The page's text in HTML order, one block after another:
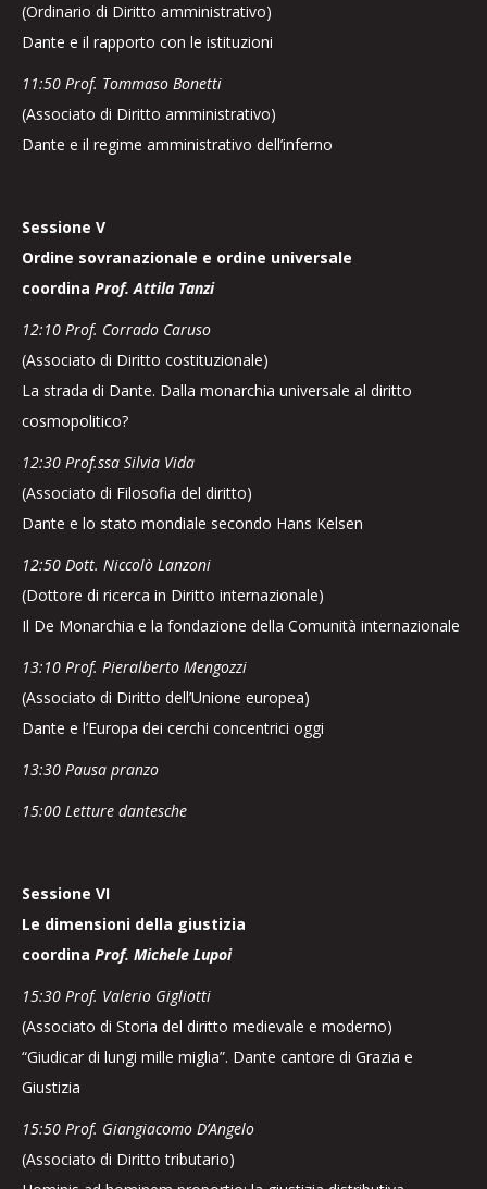
(Ordinario di Diritto amministrativo)
Dante e il rapporto con le istituzioni
11:50 Prof. Tommaso Bonetti
(Associato di Diritto amministrativo)
Dante e il regime amministrativo dell’inferno
Sessione V
Ordine sovranazionale e ordine universale
coordina Prof. Attila Tanzi
12:10 Prof. Corrado Caruso
(Associato di Diritto costituzionale)
La strada di Dante. Dalla monarchia universale al diritto
cosmopolitico?
12:30 Prof.ssa Silvia Vida
(Associato di Filosofia del diritto)
Dante e lo stato mondiale secondo Hans Kelsen
12:50 Dott. Niccolò Lanzoni
(Dottore di ricerca in Diritto internazionale)
Il De Monarchia e la fondazione della Comunità internazionale
13:10 Prof. Pieralberto Mengozzi
(Associato di Diritto dell’Unione europea)
Dante e l’Europa dei cerchi concentrici oggi
13:30 Pausa pranzo
15:00 Letture dantesche
Sessione VI
Le dimensioni della giustizia
coordina Prof. Michele Lupoi
15:30 Prof. Valerio Gigliotti
(Associato di Storia del diritto medievale e moderno)
“Giudicar di lungi mille miglia”. Dante cantore di Grazia e
Giustizia
15:50 Prof. Giangiacomo D’Angelo
(Associato di Diritto tributario)